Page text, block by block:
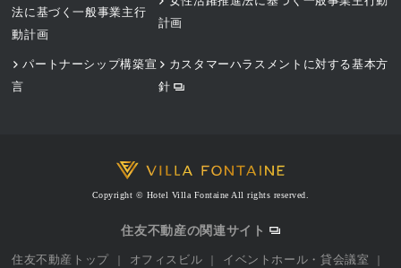
法に基づく一般事業主行
動計画
計画
パートナーシップ構築宣
言
カスタマーハラスメントに対する基本方
針
Copyright © Hotel Villa Fontaine All rights reserved.
住友不動産の関連サイト
住友不動産トップ オフィスビル イベントホール・貸会議室